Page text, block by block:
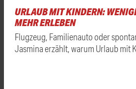
URLAUB MIT KINDERN:
MEHR ERLEBEN
Flugzeug, Familienauto oder
Jasmina erzählt, warum Urlaub mit